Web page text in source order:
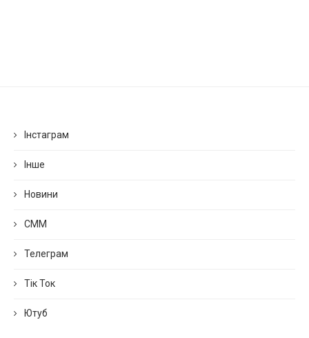
Інстаграм
Інше
Новини
СММ
Телеграм
Тік Ток
Ютуб